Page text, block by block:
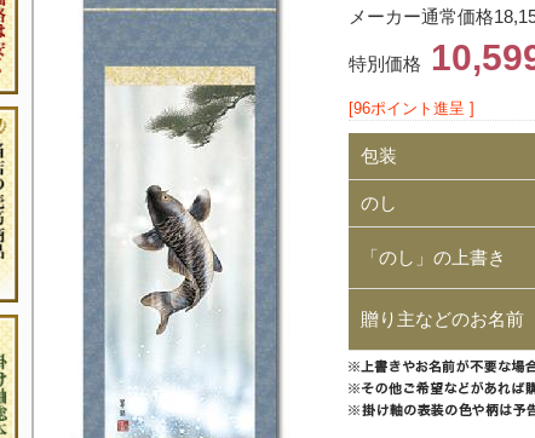
メーカー通常価格
特別価格
[96ポイント進呈 ]
包装
のし
「のし」の上書き
贈り主などのお名前